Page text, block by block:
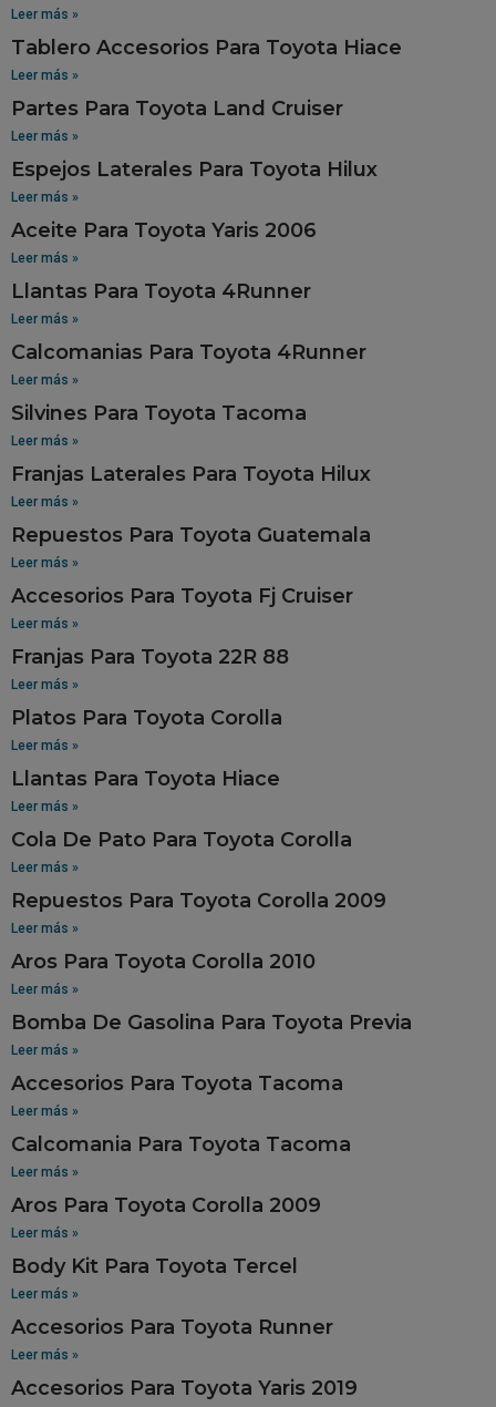
Leer más »
Tablero Accesorios Para Toyota Hiace
Leer más »
Partes Para Toyota Land Cruiser
Leer más »
Espejos Laterales Para Toyota Hilux
Leer más »
Aceite Para Toyota Yaris 2006
Leer más »
Llantas Para Toyota 4Runner
Leer más »
Calcomanias Para Toyota 4Runner
Leer más »
Silvines Para Toyota Tacoma
Leer más »
Franjas Laterales Para Toyota Hilux
Leer más »
Repuestos Para Toyota Guatemala
Leer más »
Accesorios Para Toyota Fj Cruiser
Leer más »
Franjas Para Toyota 22R 88
Leer más »
Platos Para Toyota Corolla
Leer más »
Llantas Para Toyota Hiace
Leer más »
Cola De Pato Para Toyota Corolla
Leer más »
Repuestos Para Toyota Corolla 2009
Leer más »
Aros Para Toyota Corolla 2010
Leer más »
Bomba De Gasolina Para Toyota Previa
Leer más »
Accesorios Para Toyota Tacoma
Leer más »
Calcomania Para Toyota Tacoma
Leer más »
Aros Para Toyota Corolla 2009
Leer más »
Body Kit Para Toyota Tercel
Leer más »
Accesorios Para Toyota Runner
Leer más »
Accesorios Para Toyota Yaris 2019